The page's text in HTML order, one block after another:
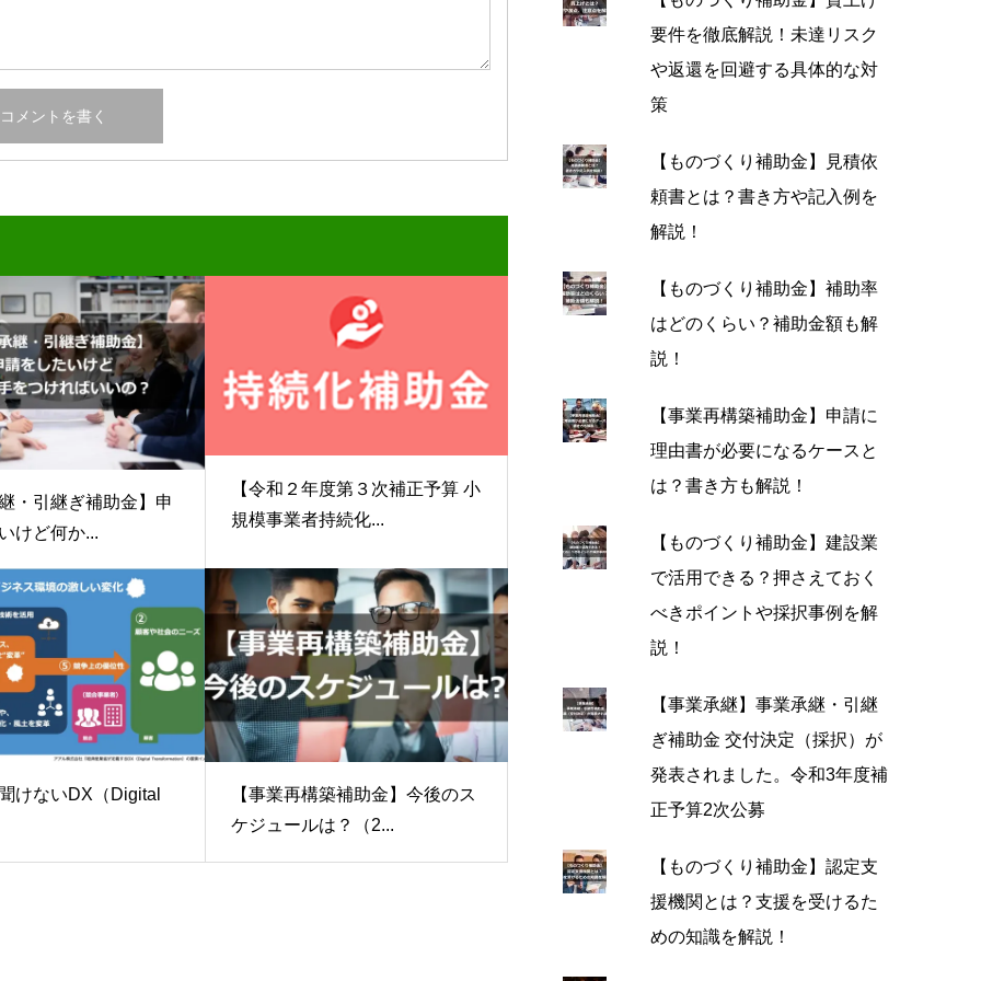
・引継ぎ補助金】申
けど何か...
【令和２年度第３次補正予算 小
規模事業者持続化...
けないDX（Digital
【事業再構築補助金】今後のス
ケジュールは？（2...
要件を徹底解説！未達リスク
や返還を回避する具体的な対
策
【ものづくり補助金】見積依
頼書とは？書き方や記入例を
解説！
【ものづくり補助金】補助率
はどのくらい？補助金額も解
説！
【事業再構築補助金】申請に
理由書が必要になるケースと
は？書き方も解説！
【ものづくり補助金】建設業
で活用できる？押さえておく
べきポイントや採択事例を解
説！
【事業承継】事業承継・引継
ぎ補助金 交付決定（採択）が
発表されました。令和3年度補
正予算2次公募
【ものづくり補助金】認定支
援機関とは？支援を受けるた
めの知識を解説！